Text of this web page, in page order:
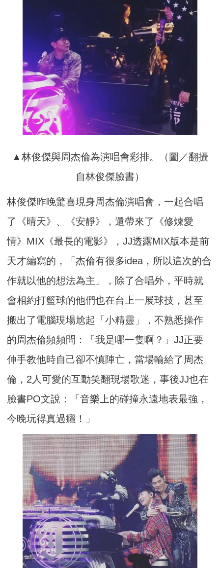
▲林俊傑與周杰倫為演唱會彩排。（圖／翻攝
自林俊傑臉書）
林俊傑昨晚驚喜現身周杰倫演唱會，一起合唱
了《晴天》、《安靜》，還帶來了《修煉愛
情》MIX《最長的電影》，JJ透露MIX版本是前
天才編寫的，「杰倫有很多idea，所以這次的合
作就以他的想法為主」，除了合唱外，平時就
會相約打籃球的他們也在台上一展球技，甚至
搬出了電腦現場尬起「小精靈」，不熟悉操作
的周杰倫頻頻問：「我是哪一隻啊？」JJ正要
伸手教他時自己卻不慎陣亡，當場輸給了周杰
倫，2人可愛的互動笑翻現場歌迷，事後JJ也在
臉書PO文說：「音樂上的碰撞永遠地表最強，
今晚玩得真過癮！」